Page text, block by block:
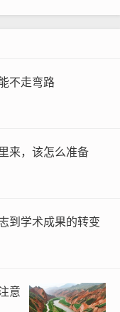
不走弯路
来，该怎么准备
到学术成果的转变
意